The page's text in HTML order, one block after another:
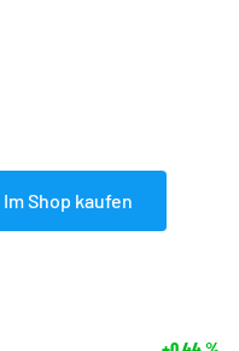
Im Shop kaufen